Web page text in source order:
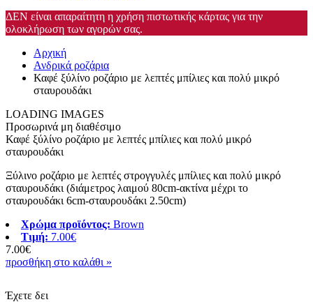
ΔΕΝ είναι απαραίτητη η χρήση πιστωτικής κάρτας για την
ολοκλήρωση των αγορών σας.
Αρχική
Ανδρικά ροζάρια
Καφέ ξύλίνο ροζάριο με λεπτές μπίλιες και πολύ μικρό
σταυρουδάκι
LOADING IMAGES
Προσωρινά μη διαθέσιμο
Καφέ ξύλίνο ροζάριο με λεπτές μπίλιες και πολύ μικρό
σταυρουδάκι
Ξύλινο ροζάριο με λεπτές στρογγυλές μπίλιες και πολύ μικρό
σταυρουδάκι (διάμετρος λαιμού 80cm-ακτίνα μέχρι το
σταυρουδάκι 6cm-σταυρουδάκι 2.50cm)
Χρώμα προϊόντος: Brown
Τιμή: 7.00€
7.00€
προσθήκη στο καλάθι »
Έχετε δει